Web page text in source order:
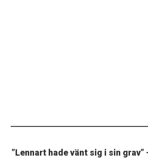
”Lennart hade vänt sig i sin grav”